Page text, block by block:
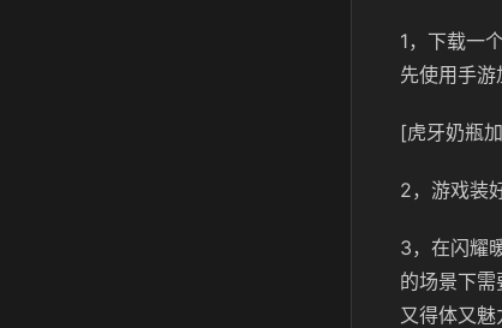
1，下载一
先使用手
[虎牙奶瓶
2，游戏装
3，在闪耀
的场景下
又得体又魅